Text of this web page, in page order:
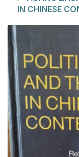
IN CHINESE